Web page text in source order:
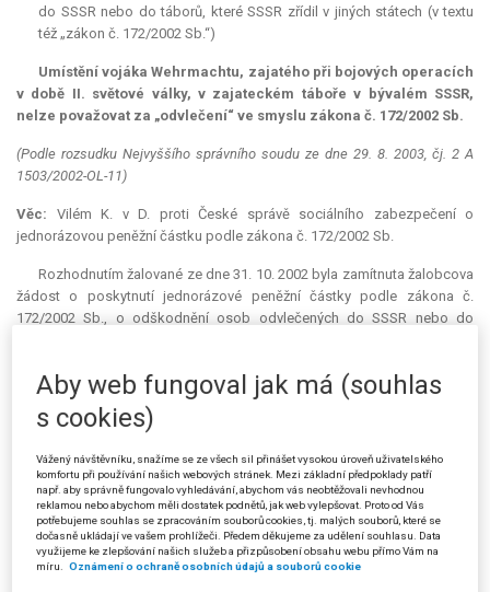
do SSSR nebo do táborů, které SSSR zřídil v jiných státech (v textu
též „zákon č. 172/2002 Sb.“)
Umístění vojáka Wehrmachtu, zajatého při bojových operacích
v době II. světové války, v zajateckém táboře v bývalém SSSR,
nelze považovat za „odvlečení“ ve smyslu zákona č. 172/2002 Sb.
(Podle rozsudku Nejvyššího správního soudu ze dne 29. 8. 2003, čj. 2 A
1503/2002-OL-11)
Věc: Vilém K. v D. proti České správě sociálního zabezpečení o
jednorázovou peněžní částku podle zákona č. 172/2002 Sb.
Rozhodnutím žalované ze dne 31. 10. 2002 byla zamítnuta žalobcova
žádost o poskytnutí jednorázové peněžní částky podle zákona č.
172/2002 Sb., o odškodnění osob odvlečených do SSSR nebo do
Proti tomuto rozhodnutí podal žalobce u Vrchního soudu v Olomouci
v prosinci 2002 podle tehdy platných procesních předpisů opravný
prostředek; po provedení přípravných úkonů však již tento soud o věci
jeho přechodných ustanovení Nejvyšší správní soud; žalobu zamítl.
Z ODŮVODNĚNÍ:
Žalobce v žádosti požadoval poskytnutí jednorázové částky za dobu
Aby web fungoval jak má (souhlas
s cookies)
Vážený návštěvníku, snažíme se ze všech sil přinášet vysokou úroveň uživatelského
komfortu při používání našich webových stránek. Mezi základní předpoklady patří
např. aby správně fungovalo vyhledávání, abychom vás neobtěžovali nevhodnou
reklamou nebo abychom měli dostatek podnětů, jak web vylepšovat. Proto od Vás
potřebujeme souhlas se zpracováním souborů cookies, tj. malých souborů, které se
dočasně ukládají ve vašem prohlížeči. Předem děkujeme za udělení souhlasu. Data
využijeme ke zlepšování našich služeb a přizpůsobení obsahu webu přímo Vám na
míru.
Oznámení o ochraně osobních údajů a souborů cookie